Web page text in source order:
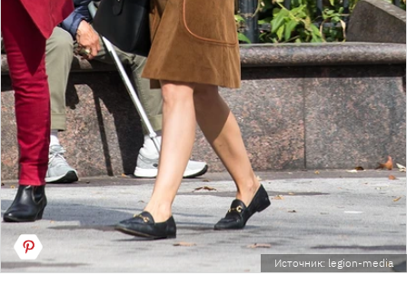
Источник: legion-media